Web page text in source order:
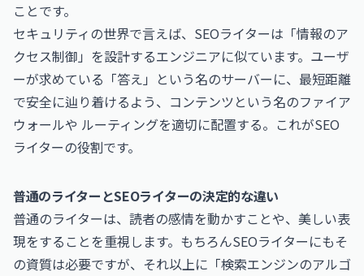
ことです。
セキュリティの世界で言えば、SEOライターは「情報のア
クセス制御」を設計するエンジニアに似ています。ユーザ
ーが求めている「答え」という名のサーバーに、最短距離
で安全に辿り着けるよう、コンテンツという名のファイア
ウォールや ルーティングを適切に配置する。これがSEO
ライターの役割です。
普通のライターとSEOライターの決定的な違い
普通のライターは、読者の感情を動かすことや、美しい表
現をすることを重視します。もちろんSEOライターにもそ
の資質は必要ですが、それ以上に「検索エンジンのアルゴ